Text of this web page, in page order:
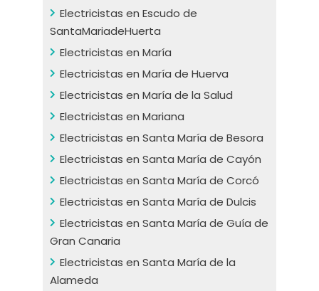
Electricistas en Escudo de
SantaMariadeHuerta
Electricistas en María
Electricistas en María de Huerva
Electricistas en María de la Salud
Electricistas en Mariana
Electricistas en Santa María de Besora
Electricistas en Santa María de Cayón
Electricistas en Santa María de Corcó
Electricistas en Santa María de Dulcis
Electricistas en Santa María de Guía de
Gran Canaria
Electricistas en Santa María de la
Alameda